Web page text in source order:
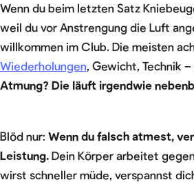
Wenn du beim letzten Satz
weil du vor Anstrengung die Luft
willkommen im Club. Die meisten
Wiederholungen, Gewicht, Technik
Atmung? Die läuft irgendwie
Blöd nur: Wenn du falsch atmest,
Leistung. Dein Körper arbeitet
wirst schneller müde, verspannst